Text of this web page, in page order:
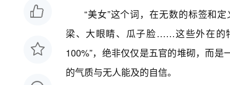
“美女”这个词，在无数的标签和
梁、大眼睛、瓜子脸……这些外在的
100%”，绝非仅仅是五官的堆砌，而
的气质与无人能及的自信。